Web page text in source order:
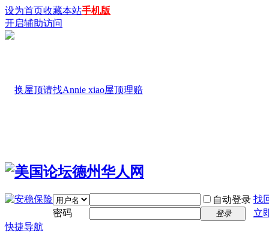
设为首页收藏本站手机版
开启辅助访问
自动登录 找
密码
登录
立
快捷导航